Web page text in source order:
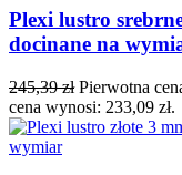
Plexi lustro
docinane na
245,39zł Pierwotna
cena wynosi: 233,09 zł.